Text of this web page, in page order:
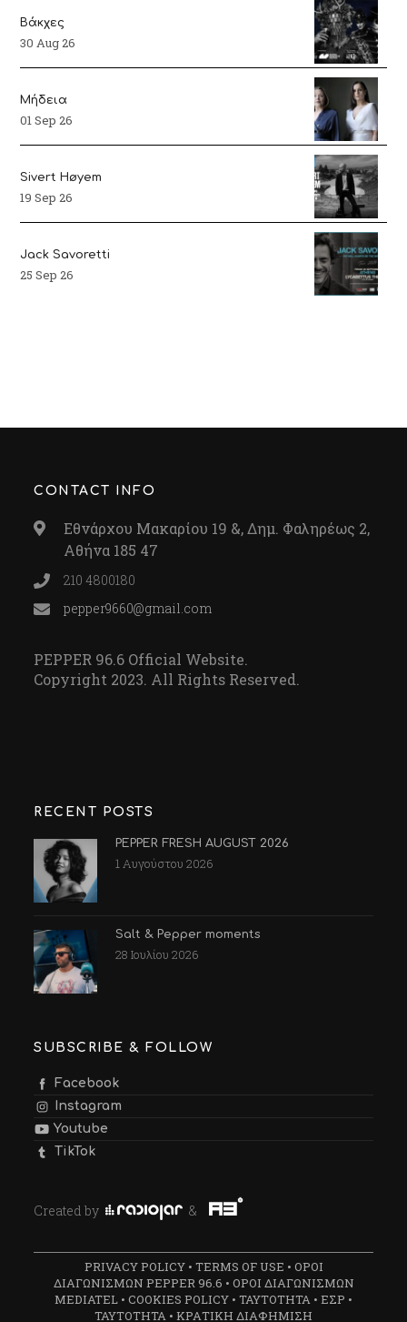
Βάκχες
30 Aug 26
Μήδεια
01 Sep 26
Sivert Høyem
19 Sep 26
Jack Savoretti
25 Sep 26
CONTACT INFO
Εθνάρχου Μακαρίου 19 &, Δημ. Φαληρέως 2,
Αθήνα 185 47
210 4800180
pepper9660@gmail.com
PEPPER 96.6 Official Website.
Copyright 2023. All Rights Reserved.
RECENT POSTS
PEPPER FRESH AUGUST 2026
1 Αυγούστου 2026
Salt & Pepper moments
28 Ιουλίου 2026
SUBSCRIBE & FOLLOW
Facebook
Instagram
Youtube
TikTok
Created by &
PRIVACY POLICY• TERMS OF USE • ΟΡΟΙ
ΔΙΑΓΩΝΙΣΜΩΝ PEPPER 96.6 • ΟΡΟΙ ΔΙΑΓΩΝΙΣΜΩΝ
MEDIATEL • COOKIES POLICY • ΤΑΥΤΟΤΗΤΑ • ΕΣΡ •
ΤΑΥΤΟΤΗΤΑ • ΚΡΑΤΙΚΗ ΔΙΑΦΗΜΙΣΗ